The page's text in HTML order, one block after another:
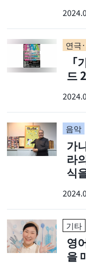
연극
드
음악
가
라
식
기타
영
을